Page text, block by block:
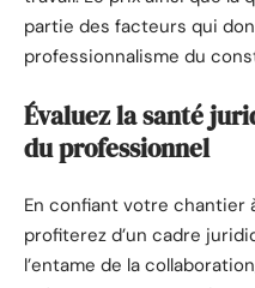
partie des facteurs qui
professionnalisme du
Évaluez la santé
du professionnel
En confiant votre chantier
profiterez d’un cadre
l’entame de la